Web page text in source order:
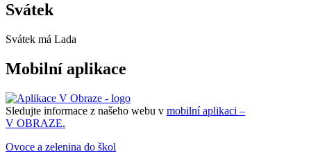
Svátek
Svátek má Lada
Mobilní aplikace
Sledujte informace z našeho webu v mobilní aplikaci –
V OBRAZE.
Ovoce a zelenina do škol